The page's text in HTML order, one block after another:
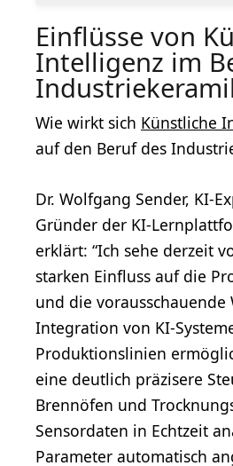
Einflüsse von
Intelligenz im
Wie wirkt sich Künstliche
auf den Beruf des
Dr. Wolfgang Sender, KI-
Gründer der KI-
erklärt: “Ich sehe derzeit
starken Einfluss auf die
und die vorausschauende
Integration von KI-
Produktionslinien
eine deutlich präzisere
Brennöfen und
Sensordaten in Echtzeit
Parameter automatisch